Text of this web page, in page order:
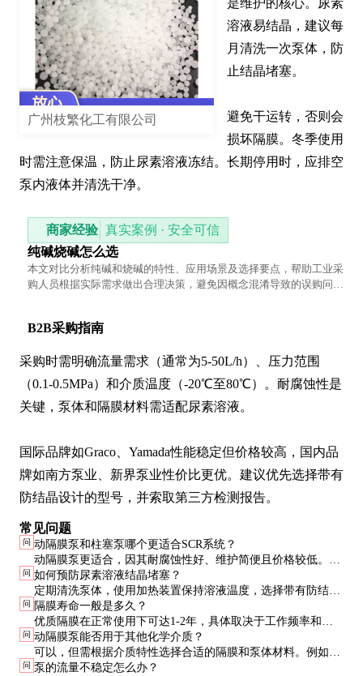
广州枝繁化工有限公司
是维护的核心。尿素
溶液易结晶，建议每
月清洗一次泵体，防
止结晶堵塞。
避免干运转，否则会
损坏隔膜。冬季使用
时需注意保温，防止尿素溶液冻结。长期停用时，应排空
泵内液体并清洗干净。
商家经验 真实案例 · 安全可信
纯碱烧碱怎么选
本文对比分析纯碱和烧碱的特性、应用场景及选择要点，帮助工业采
购人员根据实际需求做出合理决策，避免因概念混淆导致的误购问
B2B采购指南
采购时需明确流量需求（通常为5-50L/h）、压力范围
（0.1-0.5MPa）和介质温度（-20℃至80℃）。耐腐蚀性是
关键，泵体和隔膜材料需适配尿素溶液。
国际品牌如Graco、Yamada性能稳定但价格较高，国内品
牌如南方泵业、新界泵业性价比更优。建议优先选择带有
防结晶设计的型号，并索取第三方检测报告。
常见问题
问 动隔膜泵和柱塞泵哪个更适合SCR系统？
动隔膜泵更适合，因其耐腐蚀性好、维护简便且价格较低。柱
塞泵精度更高，但成本和维护要求也更高，适合极端工况。
问 如何预防尿素溶液结晶堵塞？
定期清洗泵体，使用加热装置保持溶液温度，选择带有防结晶
设计的泵型号。停机时排空液体并冲洗管道。
问
隔膜寿命一般是多久？
优质隔膜在正常使用下可达1-2年，具体取决于工作频率和介
质特性。出现裂纹或弹性下降时应立即更换。
问 动隔膜泵能否用于其他化学介质？
可以，但需根据介质特性选择合适的隔膜和泵体材料。例如，
强酸介质需选用PTFE隔膜，有机溶剂需选用Viton隔膜。
问 泵的流量不稳定怎么办？